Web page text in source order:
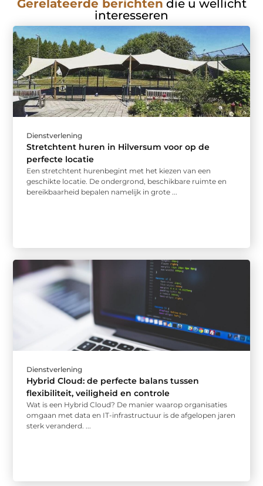
Gerelateerde berichten die u wellicht
interesseren
Dienstverlening
Stretchtent huren in Hilversum voor op de
perfecte locatie
Een stretchtent hurenbegint met het kiezen van een
geschikte locatie. De ondergrond, beschikbare ruimte en
bereikbaarheid bepalen namelijk in grote ...
Dienstverlening
Hybrid Cloud: de perfecte balans tussen
flexibiliteit, veiligheid en controle
Wat is een Hybrid Cloud? De manier waarop organisaties
omgaan met data en IT-infrastructuur is de afgelopen jaren
sterk veranderd. ...